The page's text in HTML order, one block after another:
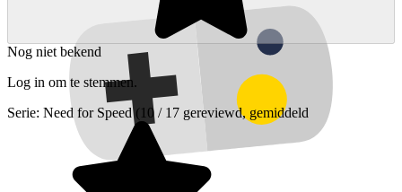
Nog niet bekend
Log in om te stemmen.
Serie: Need for Speed(10 / 17 gereviewd, gemiddeld